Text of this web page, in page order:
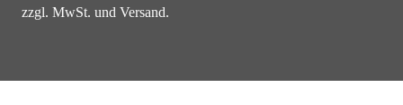
zzgl. MwSt. und Versand.